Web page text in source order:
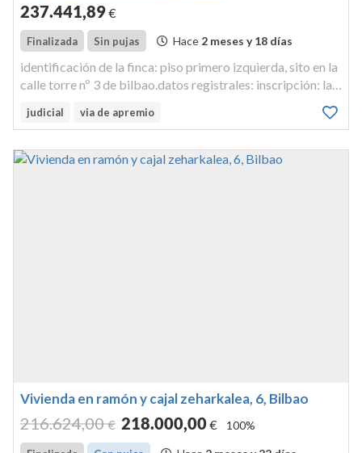
237.441,89€
Finalizada Sin pujas Hace 2 meses y 18 días
identificación de la finca: piso primero izquierda, sito en la
calle torre nº 3 de bilbao.datos registrales: inscripción: la
217, finca registral 14.635, inscripción 5ª del regist...
judicial via de apremio
Vivienda en ramón y cajal zeharkalea, 6, Bilbao
216.624,00 € 218.000,00€ 100%